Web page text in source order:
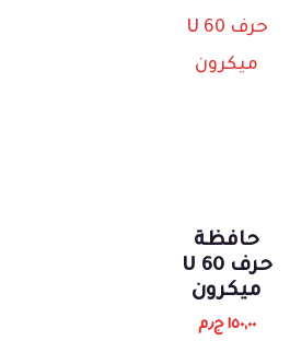
حافظة
حرف 60 U
ميكرون
١٥٠,٠٠ ج٫م